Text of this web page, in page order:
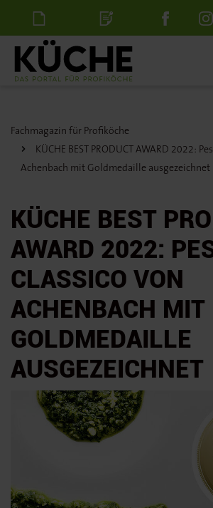
NewsletterStellenanzeige
Fachmagazin für Profiköche
KÜCHE BEST PRODUCT AWARD 2022:
Achenbach mit Goldmedaille ausgezeichnet
KÜCHE BEST
AWARD 2022:
CLASSICO VON
ACHENBACH MIT
GOLDMEDAILLE
AUSGEZEICHNET